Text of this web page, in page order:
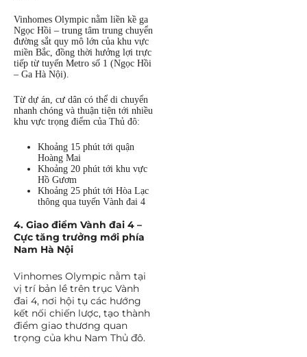
Vinhomes Olympic nằm liền kề ga
Ngọc Hồi – trung tâm trung chuyển
đường sắt quy mô lớn của khu vực
miền Bắc, đồng thời hưởng lợi trực
tiếp từ tuyến Metro số 1 (Ngọc Hồi
– Ga Hà Nội).
Từ dự án, cư dân có thể di chuyển
nhanh chóng và thuận tiện tới nhiều
khu vực trọng điểm của Thủ đô:
Khoảng 15 phút tới quận
Hoàng Mai
Khoảng 20 phút tới khu vực
Hồ Gươm
Khoảng 25 phút tới Hòa Lạc
thông qua tuyến Vành đai 4
4. Giao điểm Vành đai 4 –
Cực tăng trưởng mới phía
Nam Hà Nội
Vinhomes Olympic nằm tại
vị trí bản lề trên trục Vành
đai 4, nơi hội tụ các hướng
kết nối chiến lược, tạo thành
điểm giao thương quan
trọng của khu Nam Thủ đô.